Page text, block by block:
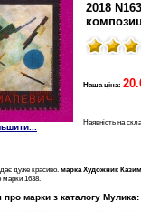
2018
Наша ціна:
Наявність на
дуже красиво. марка Художник
марки 1638.
про марки з каталогу Мулика: